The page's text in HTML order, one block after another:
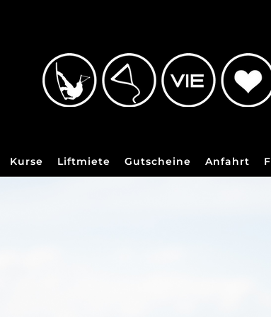
Kurse Liftmiete Gutscheine Anfahrt